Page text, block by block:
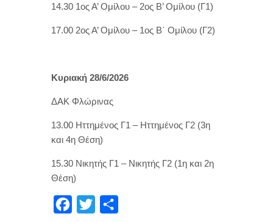
14.30 1ος Α’ Ομίλου – 2ος Β’ Ομίλου (Γ1)
17.00 2ος Α’ Ομίλου – 1ος Β΄ Ομίλου (Γ2)
Κυριακή 28/6/2026
ΔΑΚ Φλώρινας
13.00 Ηττημένος Γ1 – Ηττημένος Γ2 (3η
και 4η Θέση)
15.30 Νικητής Γ1 – Νικητής Γ2 (1η και 2η
Θέση)